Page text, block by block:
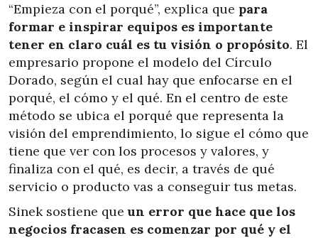
“Empieza con el porqué”, explica que para
formar e inspirar equipos es importante
tener en claro cuál es tu visión o propósito. El
empresario propone el modelo del Círculo
Dorado, según el cual hay que enfocarse en el
porqué, el cómo y el qué. En el centro de este
método se ubica el porqué que representa la
visión del emprendimiento, lo sigue el cómo que
tiene que ver con los procesos y valores, y
finaliza con el qué, es decir, a través de qué
servicio o producto vas a conseguir tus metas.
Sinek sostiene queun error que hace que los
negocios fracasen es comenzar por qué y el